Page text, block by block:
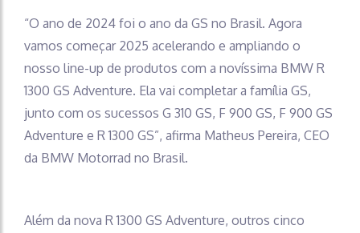
“O ano de 2024 foi o ano da GS no Brasil. Agora
vamos começar 2025 acelerando e ampliando o
nosso line-up de produtos com a novíssima BMW R
1300 GS Adventure. Ela vai completar a família GS,
junto com os sucessos G 310 GS, F 900 GS, F 900 GS
Adventure e R 1300 GS”, afirma Matheus Pereira, CEO
da BMW Motorrad no Brasil.
Além da nova R 1300 GS Adventure, outros cinco